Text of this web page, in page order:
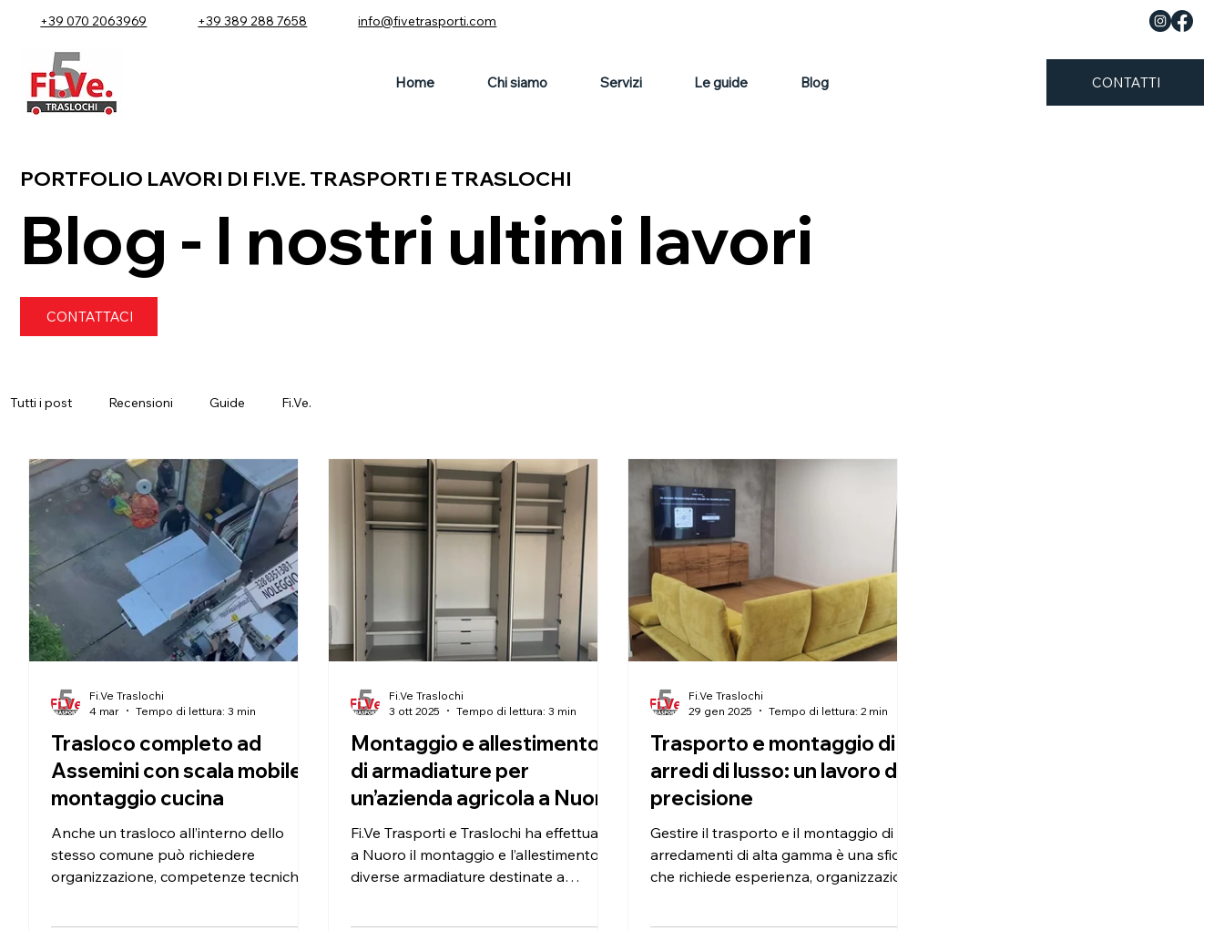
Home Chi siamo Servizi Le guide Blog CONTATTI
+39 070 2063969 info@fivetrasporti.com
+39 389 288 7658
PORTFOLIO LAVORI DI FI.VE. TRASPORTI E TRASLOCHI
Blog - I nostri ultimi lavori
CONTATTACI
Tutti i post Recensioni Guide Fi.Ve.
Trasloco completo ad
Assemini con scala mobile e
montaggio cucina
Anche un trasloco all’interno dello
stesso comune può richiedere
organizzazione, competenze tecniche e
Fi.Ve Traslochi
4 mar
Tempo di lettura: 3 min
Montaggio e allestimento
di armadiature per
un’azienda agricola a Nuoro
Fi.Ve Trasporti e Traslochi ha effettuato
a Nuoro il montaggio e l’allestimento di
diverse armadiature destinate a
Fi.Ve Traslochi
3 ott 2025
Tempo di lettura: 3 min
Trasporto e montaggio di
arredi di lusso: un lavoro di
precisione
Gestire il trasporto e il montaggio di
arredamenti di alta gamma è una sfida
che richiede esperienza, organizzazione
Fi.Ve Traslochi
29 gen 2025
Tempo di lettura: 2 min